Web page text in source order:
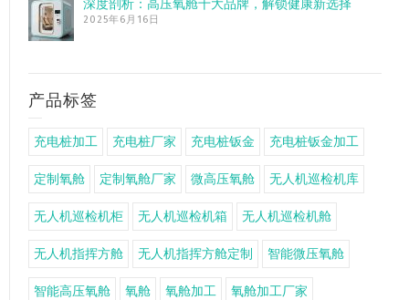
深度剖析：高压氧舱十大品牌，解锁健康新选择
2025年6月16日
产品标签
充电桩加工 充电桩厂家 充电桩钣金 充电桩钣金加工
定制氧舱 定制氧舱厂家 微高压氧舱 无人机巡检机库
无人机巡检机柜 无人机巡检机箱 无人机巡检机舱
无人机指挥方舱 无人机指挥方舱定制 智能微压氧舱
智能高压氧舱 氧舱 氧舱加工 氧舱加工厂家